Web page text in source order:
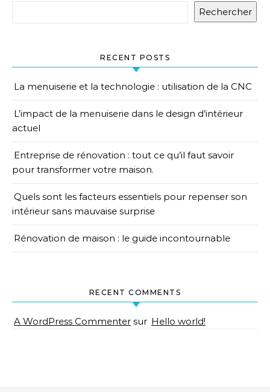
Rechercher
RECENT POSTS
La menuiserie et la technologie : utilisation de la CNC
L’impact de la menuiserie dans le design d’intérieur
actuel
Entreprise de rénovation : tout ce qu’il faut savoir
pour transformer votre maison.
Quels sont les facteurs essentiels pour repenser son
intérieur sans mauvaise surprise
Rénovation de maison : le guide incontournable
RECENT COMMENTS
A WordPress Commenter sur Hello world!